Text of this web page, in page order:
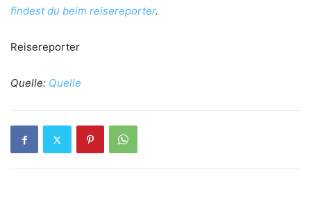
findest du beim reisereporter.
Reisereporter
Quelle: Quelle